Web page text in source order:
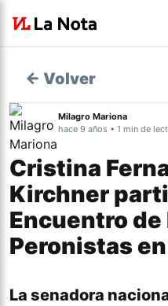
← Volver
Milagro Mariona
hace 9 años • 1 min de
Cristina
Kirchner
Encuentro
Peronistas
La senadora